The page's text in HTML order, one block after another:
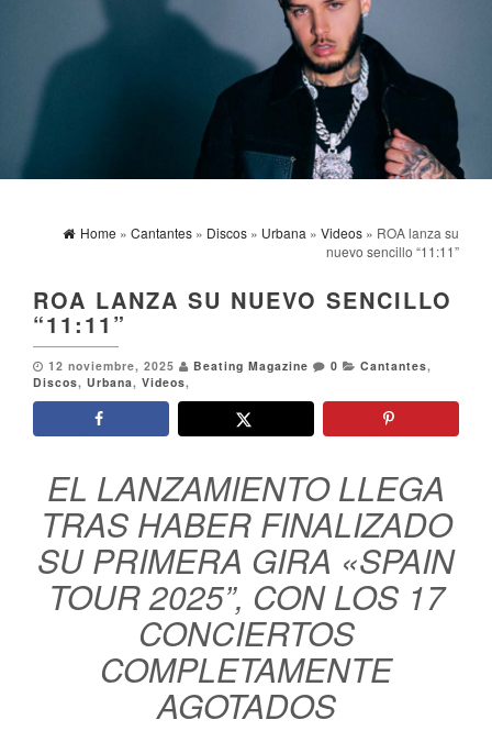
Home » Cantantes » Discos » Urbana » Videos » ROA lanza su
nuevo sencillo “11:11”
ROA LANZA SU NUEVO SENCILLO
“11:11”
12 noviembre, 2025 Beating Magazine 0 Cantantes,
Discos, Urbana, Videos,
EL LANZAMIENTO LLEGA
TRAS HABER FINALIZADO
SU PRIMERA GIRA «SPAIN
TOUR 2025”, CON LOS 17
CONCIERTOS
COMPLETAMENTE
AGOTADOS